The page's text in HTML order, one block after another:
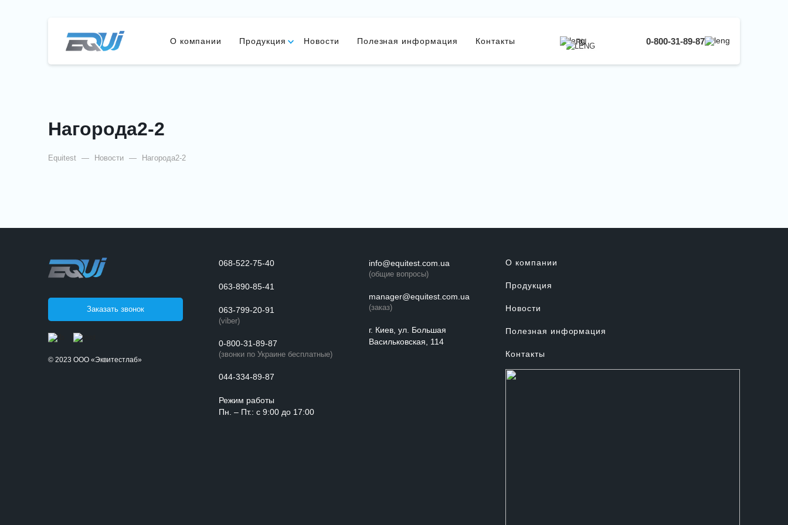
О компании Продукция Новости Полезная информация Контакты RU 0-800-31-89-87
Нагорода2-2
Equitest — Новости — Нагорода2-2
Заказать звонок
© 2023 ООО «Эквитестлаб»
068-522-75-40
063-890-85-41
063-799-20-91
(viber)
0-800-31-89-87
(звонки по Украине бесплатные)
044-334-89-87
Режим работы
Пн. – Пт.: с 9:00 до 17:00
info@equitest.com.ua
(общие вопросы)
manager@equitest.com.ua
(заказ)
г. Киев, ул. Большая
Васильковская, 114
О компании
Продукция
Новости
Полезная информация
Контакты